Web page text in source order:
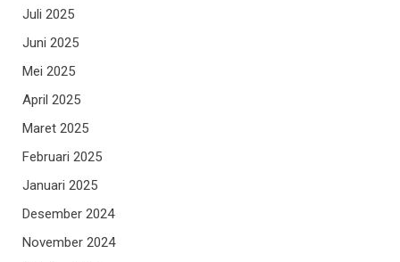
Juli 2025
Juni 2025
Mei 2025
April 2025
Maret 2025
Februari 2025
Januari 2025
Desember 2024
November 2024